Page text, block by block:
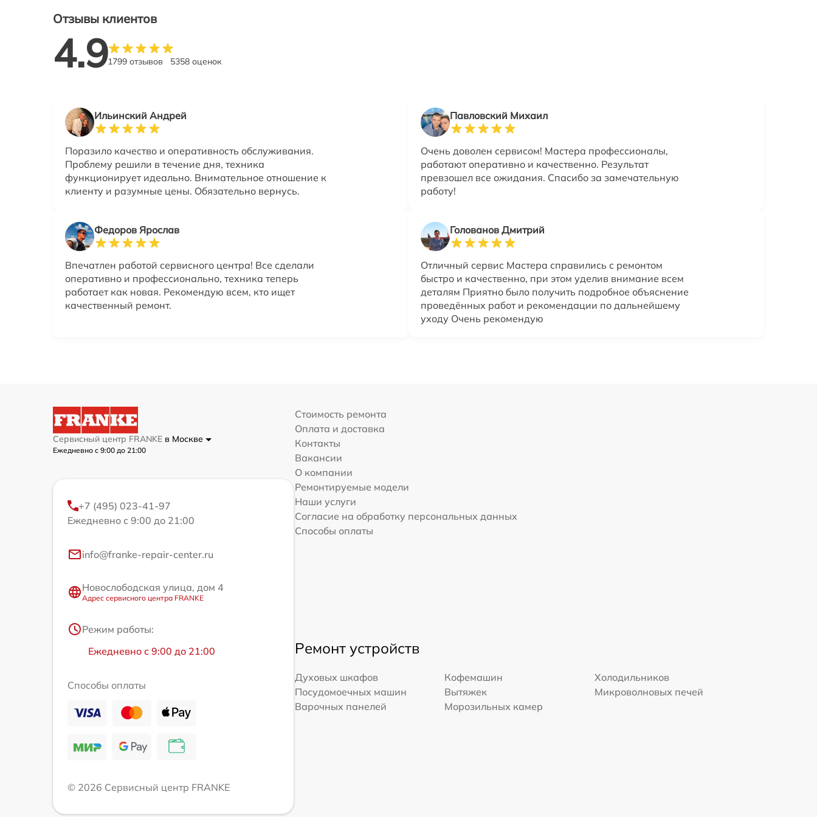
Отзывы клиентов
4.91799 отзывов 5358 оценок
Ильинский Андрей
Поразило качество и оперативность обслуживания.
Проблему решили в течение дня, техника
функционирует идеально. Внимательное отношение к
клиенту и разумные цены. Обязательно вернусь.
Павловский Михаил
Очень доволен сервисом! Мастера профессионалы,
работают оперативно и качественно. Результат
превзошел все ожидания. Спасибо за замечательную
работу!
Федоров Ярослав
Впечатлен работой сервисного центра! Все сделали
оперативно и профессионально, техника теперь
работает как новая. Рекомендую всем, кто ищет
качественный ремонт.
Голованов Дмитрий
Отличный сервис Мастера справились с ремонтом
быстро и качественно, при этом уделив внимание всем
деталям Приятно было получить подробное объяснение
проведённых работ и рекомендации по дальнейшему
уходу Очень рекомендую
Сервисный центр FRANKE в Москве
Ежедневно с 9:00 до 21:00
+7 (495) 023-41-97
Ежедневно с 9:00 до 21:00
info@franke-repair-center.ru
Новослободская улица, дом 4
Адрес сервисного центра FRANKE
Режим работы:
Ежедневно с 9:00 до 21:00
Способы оплаты
© 2026 Сервисный центр FRANKE
Стоимость ремонта
Оплата и доставка
Контакты
Вакансии
О компании
Ремонтируемые модели
Наши услуги
Согласие на обработку персональных данных
Способы оплаты
Ремонт устройств
Духовых шкафов Кофемашин
Холодильников
Посудомоечных машин
Вытяжек
Микроволновых печей
Варочных панелей
Морозильных камер